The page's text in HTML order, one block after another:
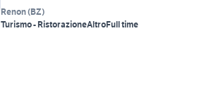
Renon(BZ)
Turismo - RistorazioneAltroFull time